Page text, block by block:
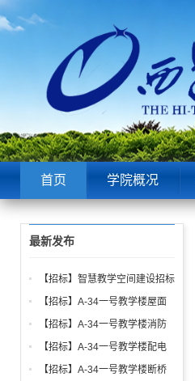
首页 学院概况
最新发布
【招标】智慧教学空间建设招标
公告
【招标】A-34一号教学楼屋面
找坡层及保温层工程招标公告
【招标】A-34一号教学楼消防
给水、电气、通风系统与防火门
调试工程招标公告
【招标】A-34一号教学楼配电
箱、柜采购招标文件
【招标】A-34一号教学楼断桥